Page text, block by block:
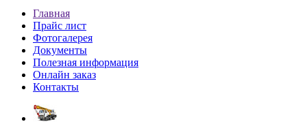
Главная
Прайс лист
Фотогалерея
Документы
Полезная информация
Онлайн заказ
Контакты